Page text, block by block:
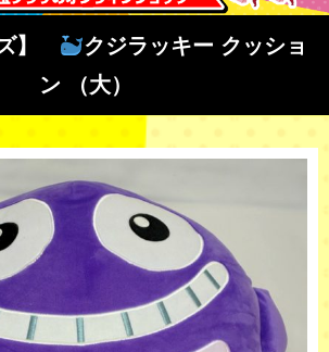
】
クジラッキー クッショ
ン （大）